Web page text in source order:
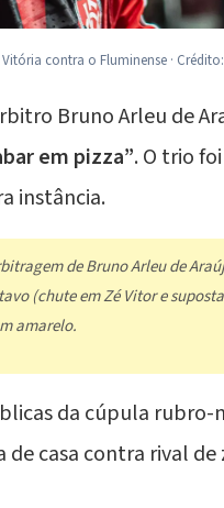
contra o Fluminense ·
Bruno Arleu de
em pizza”. O trio
instância.
de Bruno Arleu de
(chute em Zé Vitor e
amarelo.
da cúpula rubro-
casa contra rival de